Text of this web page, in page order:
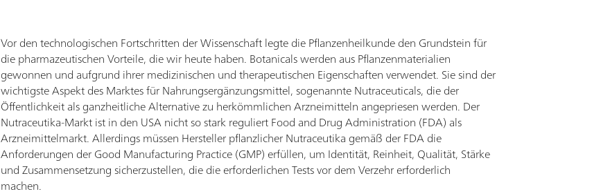
Vor den technologischen Fortschritten der Wissenschaft legte die Pflanzenheilkunde den Grundstein für
die pharmazeutischen Vorteile, die wir heute haben. Botanicals werden aus Pflanzenmaterialien
gewonnen und aufgrund ihrer medizinischen und therapeutischen Eigenschaften verwendet. Sie sind der
wichtigste Aspekt des Marktes für Nahrungsergänzungsmittel, sogenannte Nutraceuticals, die der
Öffentlichkeit als ganzheitliche Alternative zu herkömmlichen Arzneimitteln angepriesen werden. Der
Nutraceutika-Markt ist in den USA nicht so stark reguliert Food and Drug Administration (FDA) als
Arzneimittelmarkt. Allerdings müssen Hersteller pflanzlicher Nutraceutika gemäß der FDA die
Anforderungen der Good Manufacturing Practice (GMP) erfüllen, um Identität, Reinheit, Qualität, Stärke
und Zusammensetzung sicherzustellen, die die erforderlichen Tests vor dem Verzehr erforderlich
machen.